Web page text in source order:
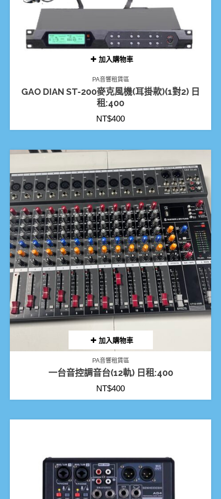
加入購物車
PA音響租賃區
GAO DIAN ST-200麥克風機(耳掛款)(1對2) 日
租:400
NT$400
加入購物車
PA音響租賃區
一台音控調音台(12軌) 日租:400
NT$400